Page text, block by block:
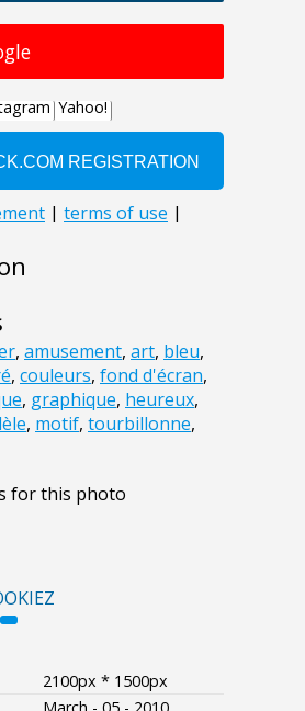
, amusement, art, bleu,
, couleurs, fond d'écran,
, graphique, heureux,
, motif, tourbillonne,
for this photo
2100px * 1500px